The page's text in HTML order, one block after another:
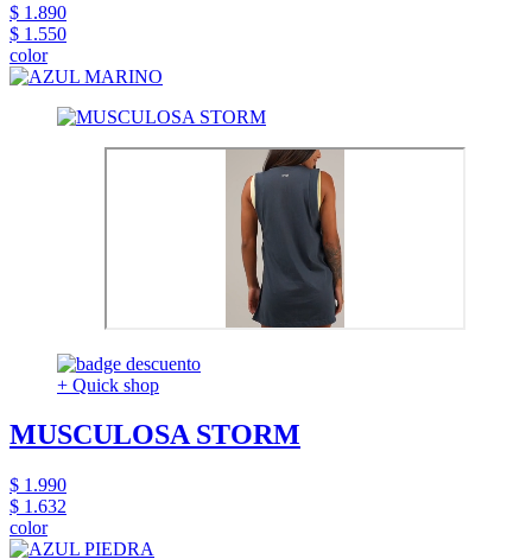
$ 1.890
$ 1.550
color
+ Quick shop
MUSCULOSA STORM
$ 1.990
$ 1.632
color